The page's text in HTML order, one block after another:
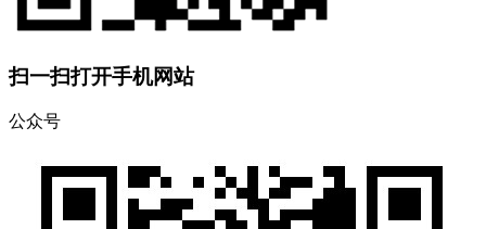
扫一扫打开手机网站
公众号